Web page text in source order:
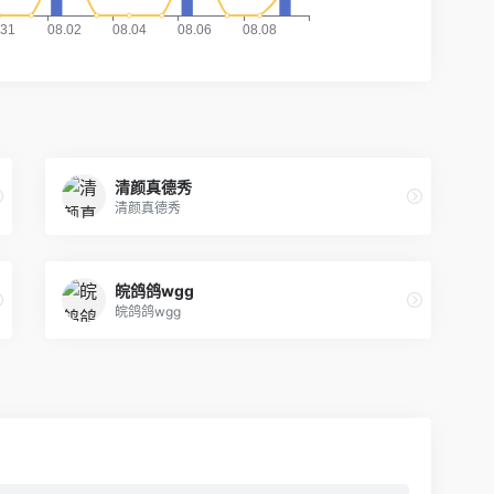
清颜真德秀
清颜真德秀
皖鸽鸽wgg
皖鸽鸽wgg